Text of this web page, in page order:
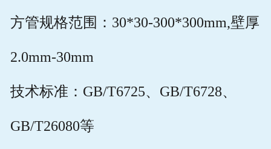
方管规格范围：30*30-300*300mm,壁厚
2.0mm-30mm
技术标准：GB/T6725、GB/T6728、
GB/T26080等